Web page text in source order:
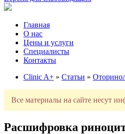
Главная
О нас
Цены и услуги
Специалисты
Контакты
Clinic A+ » Статьи »
Все материалы на сайте несут
Расшифровка